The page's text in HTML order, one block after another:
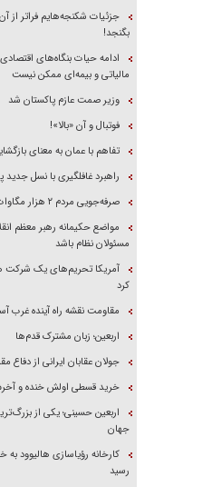
جزئیات شکنجه‌هایم فراتر از
بگنجد!
ادامه حیات بنگاه‌های
مالیاتی و بیمه‌ای ممکن نیست
وزیر صمت عازم پاکستان شد
فوتبال و آن «بالا»!
تفاهم با عمان به معنای
راهبرد غافلگیری با نسل جدید
صرفه‌جویی مردم ۲ هزار مگاوات برق تولید کرد
مواضع حکیمانه رهبر معظم
مسئولان نظام باشد
آمریکا تحریم‌های یک شرکت
کرد
مقاومت نقشه راه آینده غرب
اربعین؛ زبان مشترک قدم‌ها
جولان عقابان ایرانی از دفاع
خرید قسطی اولش خنده و
اربعین حسینی؛ یکی از
جهان
کارخانه رؤیاسازی هالیوود
رسید